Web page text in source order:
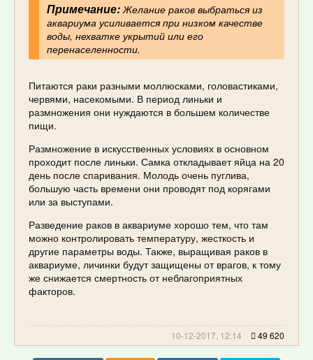
Примечание:Желание раков выбраться из
аквариума усиливается при низком качестве
воды, нехватке укрытий или его
перенаселенности.
Питаются раки разными моллюсками, головастиками,
червями, насекомыми. В период линьки и
размножения они нуждаются в большем количестве
пищи.
Размножение в искусственных условиях в основном
проходит после линьки. Самка откладывает яйца на 20
день после спаривания. Молодь очень пуглива,
большую часть времени они проводят под корягами
или за выступами.
Разведение раков в аквариуме хорошо тем, что там
можно контролировать температуру, жесткость и
другие параметры воды. Также, выращивая раков в
аквариуме, личинки будут защищены от врагов, к тому
же снижается смертность от неблагоприятных
факторов.
10-12-2017, 12:14 49 620